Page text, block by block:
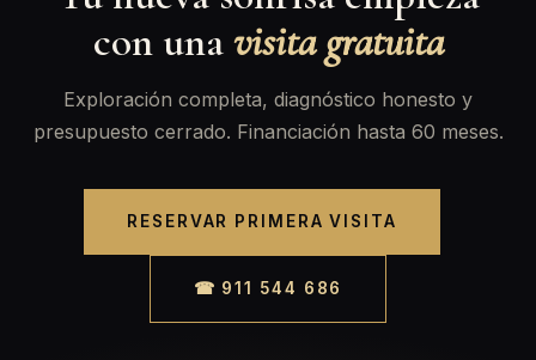
con unavisita gratuita
Exploración completa, diagnóstico honesto y
presupuesto cerrado. Financiación hasta 60 meses.
RESERVAR PRIMERA VISITA
☎ 911 544 686